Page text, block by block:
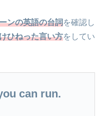
ンの英語の台詞 を確認し
ひねった言い方をしてい
can run.